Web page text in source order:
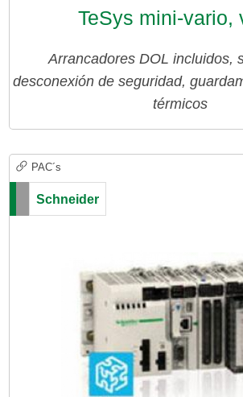
TeSys mini-vario,
Arrancadores DOL incluidos,
desconexión de seguridad,
térmicos
PAC´s
Schneider